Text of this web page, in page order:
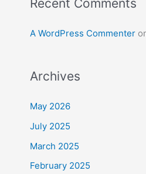
Recent Comments
A WordPress Commenter
Archives
May 2026
July 2025
March 2025
February 2025